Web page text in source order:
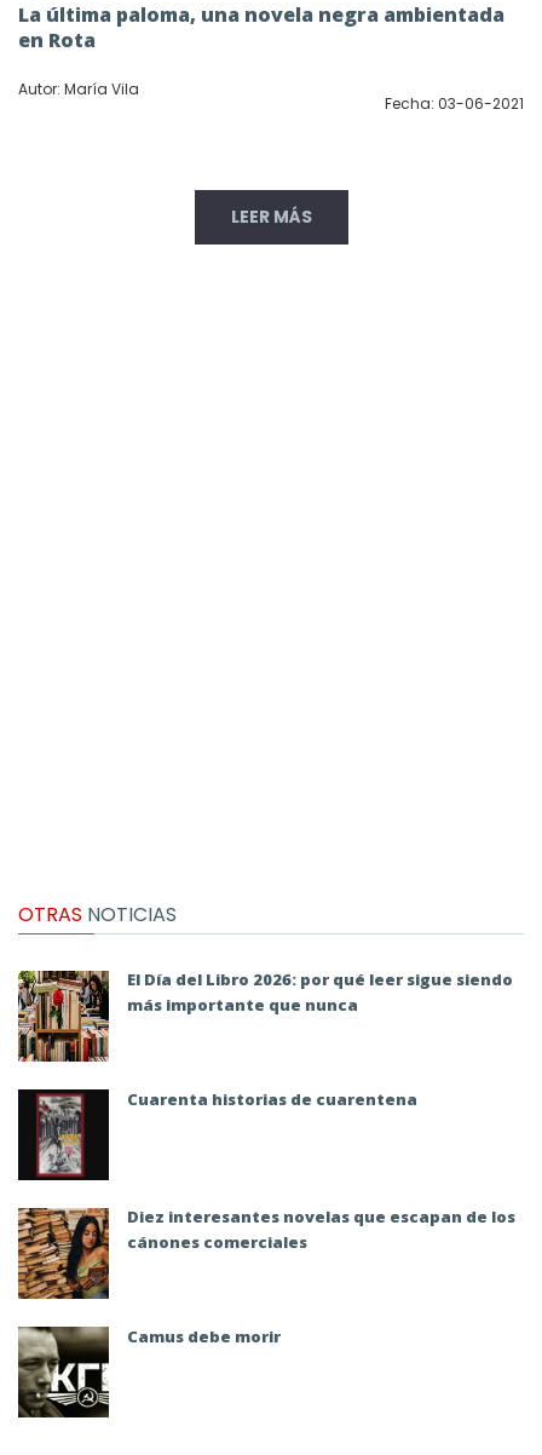
La última paloma, una novela negra ambientada
en Rota
Autor: María Vila
Fecha: 03-06-2021
LEER MÁS
OTRAS NOTICIAS
El Día del Libro 2026: por qué leer sigue siendo
más importante que nunca
Cuarenta historias de cuarentena
Diez interesantes novelas que escapan de los
cánones comerciales
Camus debe morir